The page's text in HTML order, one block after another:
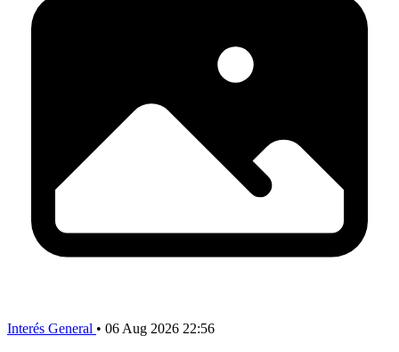
Interés General • 06 Aug 2026 22:56